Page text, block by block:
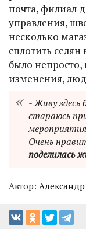
почта, филиал
управления,
несколько
сплотить
было непросто,
изменения,
- Живу здесь
стараюсь
Очень
поделилась
Автор: Александр